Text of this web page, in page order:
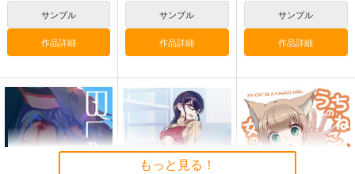
サンプル
作品詳細
サンプル
作品詳細
サンプル
作品詳細
もっと見る！